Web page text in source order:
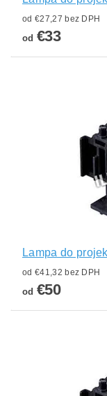
od €27,27 bez DPH
od €33
Lampa do
od €41,32 bez DPH
od €50